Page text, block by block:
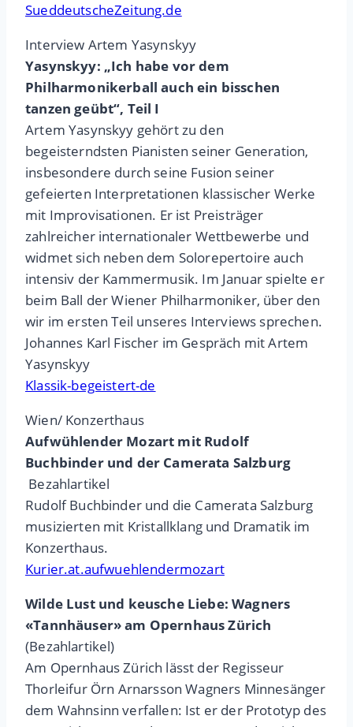
SueddeutscheZeitung.de
Interview Artem Yasynskyy
Yasynskyy: „Ich habe vor dem
Philharmonikerball auch ein bisschen
tanzen geübt“, Teil I
Artem Yasynskyy gehört zu den
begeisterndsten Pianisten seiner Generation,
insbesondere durch seine Fusion seiner
gefeierten Interpretationen klassischer Werke
mit Improvisationen. Er ist Preisträger
zahlreicher internationaler Wettbewerbe und
widmet sich neben dem Solorepertoire auch
intensiv der Kammermusik. Im Januar spielte er
beim Ball der Wiener Philharmoniker, über den
wir im ersten Teil unseres Interviews sprechen.
Johannes Karl Fischer im Gespräch mit Artem
Yasynskyy
Klassik-begeistert-de
Wien/ Konzerthaus
Aufwühlender Mozart mit Rudolf
Buchbinder und der Camerata Salzburg
Bezahlartikel
Rudolf Buchbinder und die Camerata Salzburg
musizierten mit Kristallklang und Dramatik im
Konzerthaus.
Kurier.at.aufwuehlendermozart
Wilde Lust und keusche Liebe: Wagners
«Tannhäuser» am Opernhaus Zürich
(Bezahlartikel)
Am Opernhaus Zürich lässt der Regisseur
Thorleifur Örn Arnarsson Wagners Minnesänger
dem Wahnsinn verfallen: Ist er der Prototyp des